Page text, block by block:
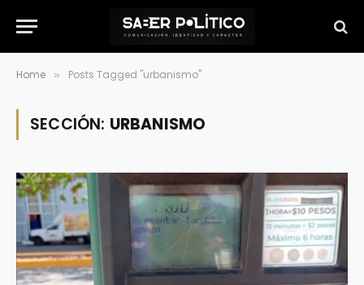
Home » Posts Tagged "urbanismo"
SECCIÓN: URBANISMO